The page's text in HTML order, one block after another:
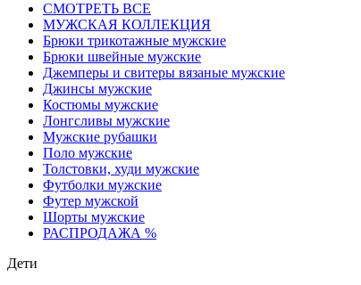
СМОТРЕТЬ ВСЕ
МУЖСКАЯ КОЛЛЕКЦИЯ
Брюки трикотажные мужские
Брюки швейные мужские
Джемперы и свитеры вязаные мужские
Джинсы мужские
Костюмы мужские
Лонгсливы мужские
Мужские рубашки
Поло мужские
Толстовки, худи мужские
Футболки мужские
Футер мужской
Шорты мужские
РАСПРОДАЖА %
Дети